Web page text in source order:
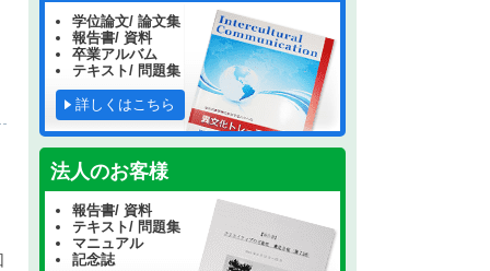
学位論文/ 論文集
報告書/ 資料
卒業アルバム
テキスト/ 問題集
詳しくはこちら
法人のお客様
報告書/ 資料
テキスト/ 問題集
マニュアル
記念誌